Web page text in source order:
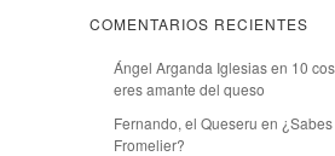
COMENTARIOS RECIENTES
Ángel Arganda Iglesiasen 10
eres amante del queso
Fernando, el Queseru en
Fromelier?